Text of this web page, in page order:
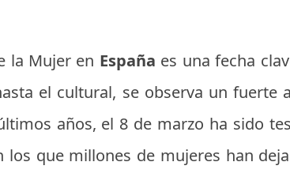
la Mujer en España es una fecha
el cultural, se observa un fuerte
años, el 8 de marzo ha sido
los que millones de mujeres han